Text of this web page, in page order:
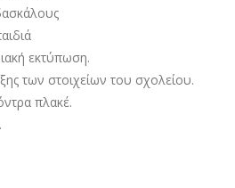
εκτύπωση.
των στοιχείων του σχολείου.
πλακέ.